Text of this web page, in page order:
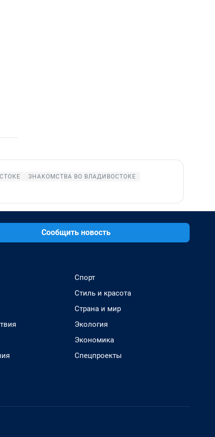
ЗНАКОМСТВА ВО ВЛАДИВОСТОКЕ
Сообщить новость
Спорт
Стиль и красота
Страна и мир
Экология
Экономика
Спецпроекты